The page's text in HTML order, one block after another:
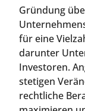
Gründung
für eine
darunter
Investoren.
stetigen
rechtliche